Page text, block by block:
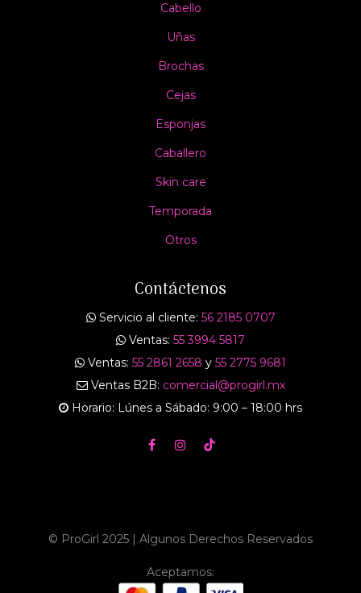
Cabello
Uñas
Brochas
Cejas
Esponjas
Caballero
Skin care
Temporada
Otros
Contáctenos
Servicio al cliente: 56 2185 0707
Ventas: 55 3994 5817
Ventas: 55 2861 2658 y 55 2775 9681
Ventas B2B: comercial@progirl.mx
Horario: Lúnes a Sábado: 9:00 – 18:00 hrs
© ProGirl 2025 | Algunos Derechos Reservados
Aceptamos: